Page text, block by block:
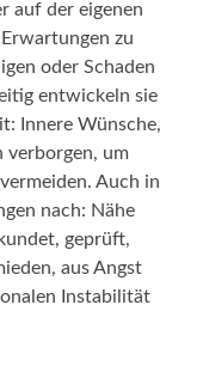
auf der eigenen
zu
oder Schaden
entwickeln sie
Innere Wünsche,
verborgen, um
Auch in
nach: Nähe
geprüft,
aus Angst
Instabilität